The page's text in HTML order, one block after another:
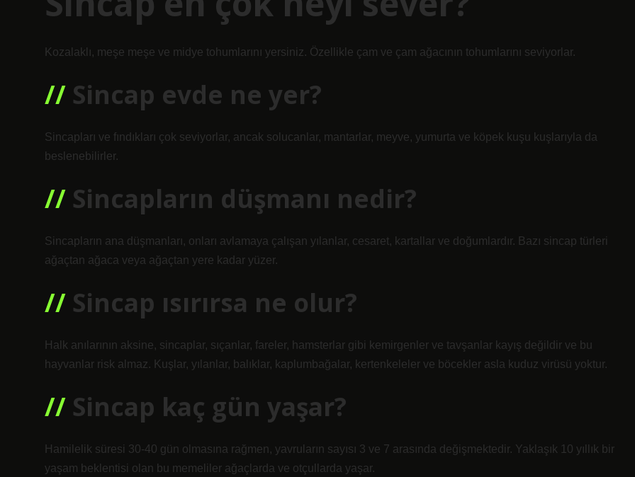
Kozalaklı, meşe meşe ve midye tohumlarını yersiniz. Özellikle çam ve çam ağacının tohumlarını seviyorlar.
Sincap evde ne yer?
Sincapları ve fındıkları çok seviyorlar, ancak solucanlar, mantarlar, meyve, yumurta ve köpek kuşu kuşlarıyla da
beslenebilirler.
Sincapların düşmanı nedir?
Sincapların ana düşmanları, onları avlamaya çalışan yılanlar, cesaret, kartallar ve doğumlardır. Bazı sincap türleri
ağaçtan ağaca veya ağaçtan yere kadar yüzer.
Sincap ısırırsa ne olur?
Halk anılarının aksine, sincaplar, sıçanlar, fareler, hamsterlar gibi kemirgenler ve tavşanlar kayış değildir ve bu
hayvanlar risk almaz. Kuşlar, yılanlar, balıklar, kaplumbağalar, kertenkeleler ve böcekler asla kuduz virüsü yoktur.
Sincap kaç gün yaşar?
Hamilelik süresi 30-40 gün olmasına rağmen, yavruların sayısı 3 ve 7 arasında değişmektedir. Yaklaşık 10 yıllık bir
yaşam beklentisi olan bu memeliler ağaçlarda ve otçullarda yaşar.